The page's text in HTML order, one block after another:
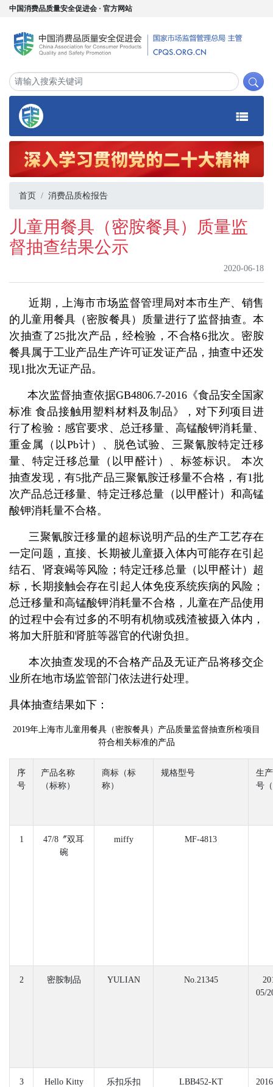
中国消费品质量安全促进会 · 官方网站
首页 消费品质检报告
儿童用餐具（密胺餐具）质量监
督抽查结果公示
2020-06-18
近期，上海市市场监督管理局对本市生产、销售
的儿童用餐具（密胺餐具）质量进行了监督抽查。本
次抽查了25批次产品，经检验，不合格6批次。密胺
餐具属于工业产品生产许可证发证产品，抽查中还发
现1批次无证产品。
本次监督抽查依据GB4806.7-2016《食品安全国家
标准 食品接触用塑料材料及制品》，对下列项目进
行了检验：感官要求、总迁移量、高锰酸钾消耗量、
重金属（以Pb计）、脱色试验、三聚氰胺特定迁移
量、特定迁移总量（以甲醛计）、标签标识。 本次
抽查发现，有5批产品三聚氰胺迁移量不合格，有1批
次产品总迁移量、特定迁移总量（以甲醛计）和高锰
酸钾消耗量不合格。
三聚氰胺迁移量的超标说明产品的生产工艺存在
一定问题，直接、长期被儿童摄入体内可能存在引起
结石、肾衰竭等风险；特定迁移总量（以甲醛计）超
标，长期接触会存在引起人体免疫系统疾病的风险；
总迁移量和高锰酸钾消耗量不合格，儿童在产品使用
的过程中会有过多的不明有机物或残渣被摄入体内，
将加大肝脏和肾脏等器官的代谢负担。
本次抽查发现的不合格产品及无证产品将移交企
业所在地市场监管部门依法进行处理。
具体抽查结果如下：
2019年上海市儿童用餐具（密胺餐具）产品质量监督抽查所检项目
符合相关标准的产品
序
号
产品名称
（标称）
商标（标
称）
规格型号
生
号
1
47/8〞双耳
碗
miffy MF-4813
2 密胺制品 YULIAN No.21345
05/
3
Hello Kitty
乐扣乐扣 LBB452-KT